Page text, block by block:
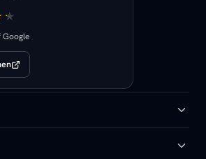
Google